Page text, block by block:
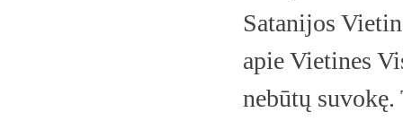
Satanijos
apie Vietines
nebūtų